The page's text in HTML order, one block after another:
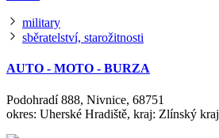
military
sběratelství, starožitnosti
AUTO - MOTO - BURZA
Podohradí 888, Nivnice, 68751
okres: Uherské Hradiště, kraj: Zlínský kraj